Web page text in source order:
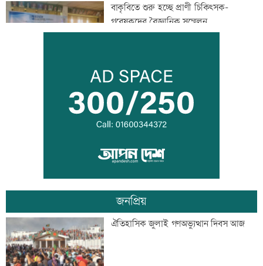
বাকৃবিতে শুরু হচ্ছে প্রাণী চিকিৎসক-
গবেষকদের বৈজ্ঞানিক সম্মেলন
বন্দরে বিস্ফোরণে একই পরিবারের ৩ জন দগ্ধ
পাঁচ আর্থিক প্রতিষ্ঠান বন্ধের অনুমোদন,
রোববার প্রশাসক নিয়োগ
ঢাকা-ময়মনসিংহ রেল যোগাযোগ স্বাভাবিক
জনপ্রিয়
ঐতিহাসিক জুলাই গণঅভ্যুত্থান দিবস আজ